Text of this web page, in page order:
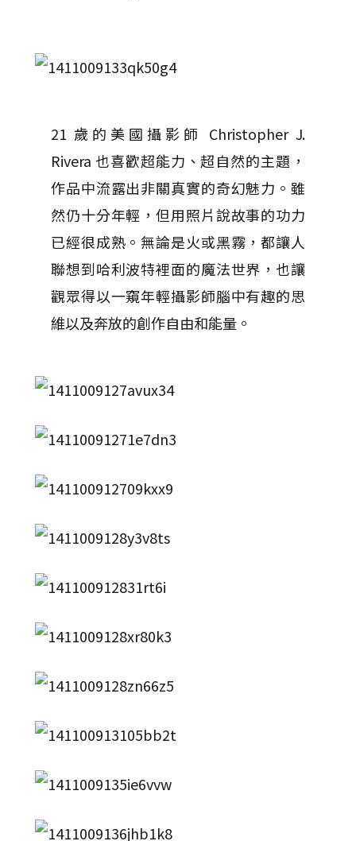
21 歲的美國攝影師 Christopher J.
Rivera 也喜歡超能力、超自然的主題，
作品中流露出非關真實的奇幻魅力。雖
然仍十分年輕，但用照片說故事的功力
已經很成熟。無論是火或黑霧，都讓人
聯想到哈利波特裡面的魔法世界，也讓
觀眾得以一窺年輕攝影師腦中有趣的思
維以及奔放的創作自由和能量。